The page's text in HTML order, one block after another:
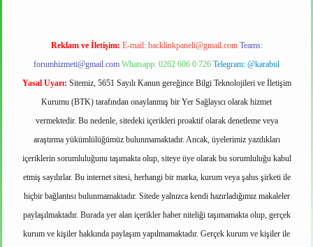
Reklam ve İletişim: E-mail: backlinkpaneli@gmail.com Teams:
forumhizmeti@gmail.com Whatsapp: 0262 606 0 726 Telegram: @karabul
Yasal Uyarı: Sitemiz, 5651 Sayılı Kanun gereğince Bilgi Teknolojileri ve İletişim
Kurumu (BTK) tarafından onaylanmış bir Yer Sağlayıcı olarak hizmet
vermektedir. Bu nedenle, sitedeki içerikleri proaktif olarak denetleme veya
araştırma yükümlülüğümüz bulunmamaktadır. Ancak, üyelerimiz yazdıkları
içeriklerin sorumluluğunu taşımakta olup, siteye üye olarak bu sorumluluğu kabul
etmiş sayılırlar. Bu internet sitesi, herhangi bir marka, kurum veya şahıs şirketi ile
hiçbir bağlantısı bulunmamaktadır. Sitede yalnızca kendi hazırladığımız makaleler
paylaşılmaktadır. Burada yer alan içerikler haber niteliği taşımamakta olup, gerçek
kurum ve kişiler hakkında paylaşım yapılmamaktadır. Gerçek kurum ve kişiler ile